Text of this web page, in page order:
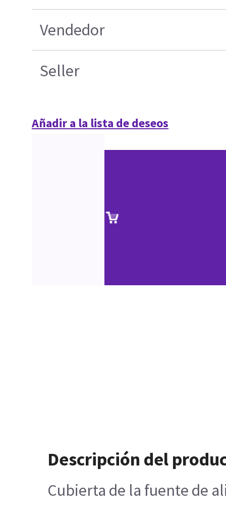
Vendedor
Seller
Añadir a la lista de deseos
Descripción del
Cubierta de la fuente de